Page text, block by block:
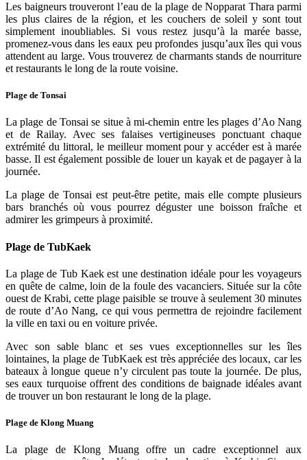
Les baigneurs trouveront l’eau de la plage de Nopparat Thara parmi
les plus claires de la région, et les couchers de soleil y sont tout
simplement inoubliables. Si vous restez jusqu’à la marée basse,
promenez-vous dans les eaux peu profondes jusqu’aux îles qui vous
attendent au large. Vous trouverez de charmants stands de nourriture
et restaurants le long de la route voisine.
Plage de Tonsai
La plage de Tonsai se situe à mi-chemin entre les plages d’Ao Nang
et de Railay. Avec ses falaises vertigineuses ponctuant chaque
extrémité du littoral, le meilleur moment pour y accéder est à marée
basse. Il est également possible de louer un kayak et de pagayer à la
journée.
La plage de Tonsai est peut-être petite, mais elle compte plusieurs
bars branchés où vous pourrez déguster une boisson fraîche et
admirer les grimpeurs à proximité.
Plage de TubKaek
La plage de Tub Kaek est une destination idéale pour les voyageurs
en quête de calme, loin de la foule des vacanciers. Située sur la côte
ouest de Krabi, cette plage paisible se trouve à seulement 30 minutes
de route d’Ao Nang, ce qui vous permettra de rejoindre facilement
la ville en taxi ou en voiture privée.
Avec son sable blanc et ses vues exceptionnelles sur les îles
lointaines, la plage de TubKaek est très appréciée des locaux, car les
bateaux à longue queue n’y circulent pas toute la journée. De plus,
ses eaux turquoise offrent des conditions de baignade idéales avant
de trouver un bon restaurant le long de la plage.
Plage de Klong Muang
La plage de Klong Muang offre un cadre exceptionnel aux